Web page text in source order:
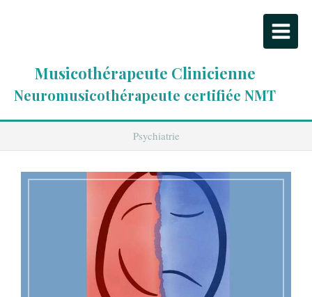
Musicothérapeute Clinicienne
Neuromusicothérapeute certifiée NMT
Psychiatrie